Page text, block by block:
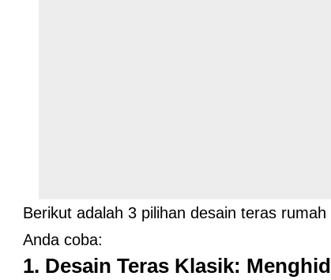
Berikut adalah 3 pilihan desain teras
Anda coba:
1. Desain Teras Klasik: